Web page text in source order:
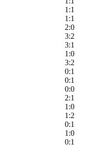
1:1
1:1
2:0
3:2
3:1
1:0
3:2
0:1
0:1
0:0
2:1
1:0
1:2
0:1
1:0
0:1